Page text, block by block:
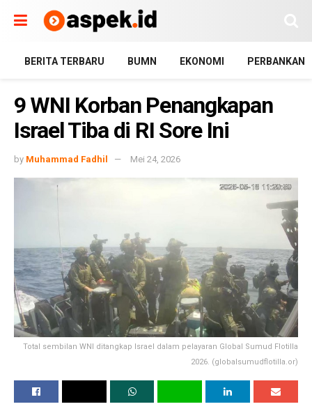
BERITA TERBARU BUMN EKONOMI PERBANKAN
9 WNI Korban Penangkapan
Israel Tiba di RI Sore Ini
by Muhammad Fadhil Mei 24, 2026
Total sembilan WNI ditangkap Israel dalam pelayaran Global Sumud Flotilla
2026. (globalsumudflotilla.or)